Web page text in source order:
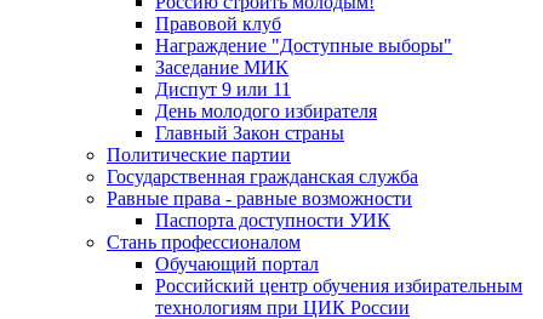
Правовой клуб
Награждение "Доступные выборы"
Заседание МИК
Диспут 9 или 11
День молодого избирателя
Главный Закон страны
Политические партии
Государственная гражданская служба
Равные права - равные возможности
Паспорта доступности УИК
Стань профессионалом
Обучающий портал
Российский центр обучения избирательным
технологиям при ЦИК России